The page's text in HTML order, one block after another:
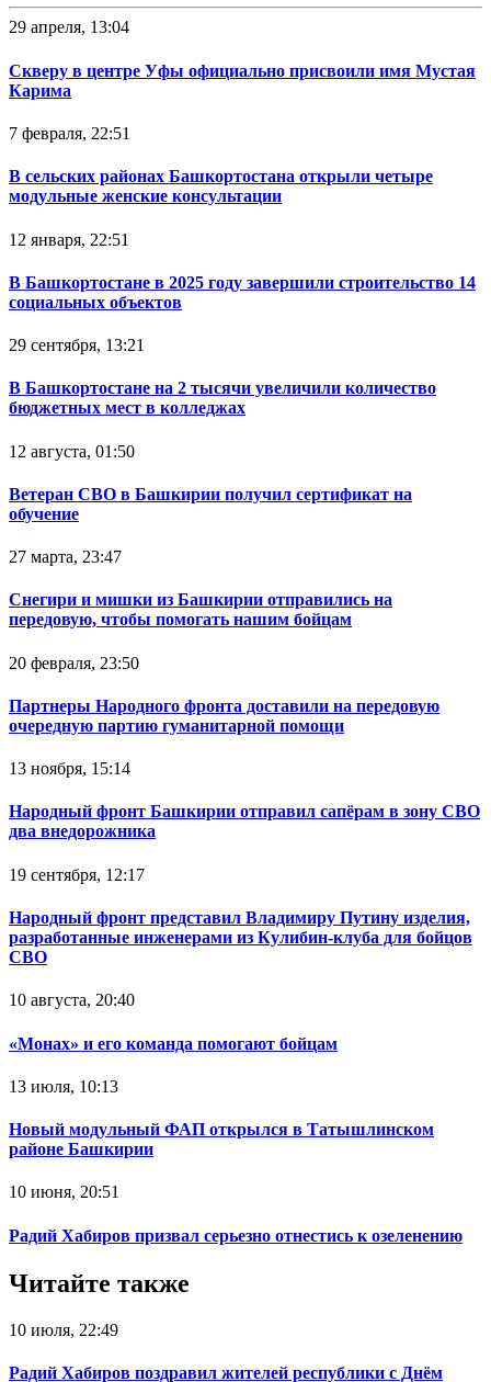
29 апреля, 13:04
Скверу в центре Уфы официально присвоили имя Мустая
Карима
7 февраля, 22:51
В сельских районах Башкортостана открыли четыре
модульные женские консультации
12 января, 22:51
В Башкортостане в 2025 году завершили строительство 14
социальных объектов
29 сентября, 13:21
В Башкортостане на 2 тысячи увеличили количество
бюджетных мест в колледжах
12 августа, 01:50
Ветеран СВО в Башкирии получил сертификат на
обучение
27 марта, 23:47
Снегири и мишки из Башкирии отправились на
передовую, чтобы помогать нашим бойцам
20 февраля, 23:50
Партнеры Народного фронта доставили на передовую
очередную партию гуманитарной помощи
13 ноября, 15:14
Народный фронт Башкирии отправил сапёрам в зону СВО
два внедорожника
19 сентября, 12:17
Народный фронт представил Владимиру Путину изделия,
разработанные инженерами из Кулибин-клуба для бойцов
СВО
10 августа, 20:40
«Монах» и его команда помогают бойцам
13 июля, 10:13
Новый модульный ФАП открылся в Татышлинском
районе Башкирии
10 июня, 20:51
Радий Хабиров призвал серьезно отнестись к озеленению
Читайте также
10 июля, 22:49
Радий Хабиров поздравил жителей республики с Днём